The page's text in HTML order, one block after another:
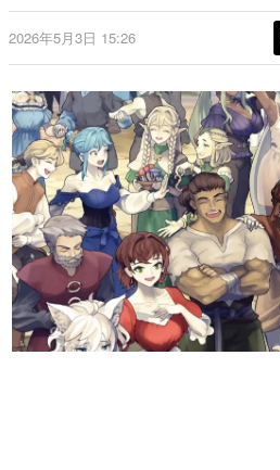
これからのデジタルゲー
の姿を追い、彼らのルー
ゲームに多大な影響を受
日本のコンテンツ産業や
画です。
日本モバイルゲーム
日本のモバイルゲーム史
ルを網羅するほか、開発
解説を掲載。約20年の歴
若ゲのいたり〜ゲー
『うつヌケ』『ペンと箸
一先生によるゲーム業界
なんでゲームは面白
2026年5月3日 15:26